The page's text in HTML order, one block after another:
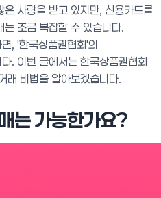
사랑을 받고 있지만, 신용카드를
조금 복잡할 수 있습니다.
, '한국상품권협회'의
. 이번 글에서는 한국상품권협회
래 비법을 알아보겠습니다.
는 가능한가요?